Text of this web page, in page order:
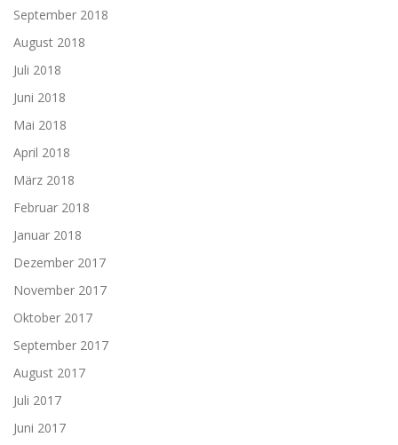
September 2018
August 2018
Juli 2018
Juni 2018
Mai 2018
April 2018
März 2018
Februar 2018
Januar 2018
Dezember 2017
November 2017
Oktober 2017
September 2017
August 2017
Juli 2017
Juni 2017